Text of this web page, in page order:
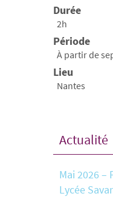
Durée
2h
Période
À partir de
Lieu
Nantes
Actualité
Mai 2026
Lycée